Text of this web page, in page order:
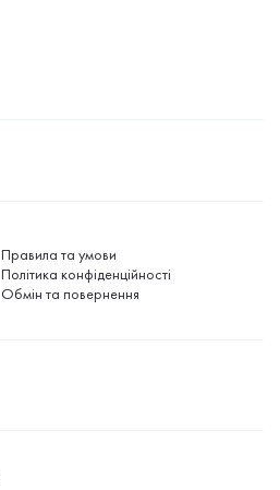
Правила та умови
Політика конфіденційності
Обмін та повернення